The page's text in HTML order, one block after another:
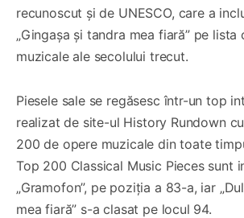
recunoscut și de UNESCO, care a
„Gingașa și tandra mea fiară” pe
muzicale ale secolului trecut.
Piesele sale se regăsesc într-un top
realizat de site-ul History Rundown
200 de opere muzicale din toate
Top 200 Classical Music Pieces sunt
„Gramofon”, pe poziția a 83-a, iar
mea fiară” s-a clasat pe locul 94.